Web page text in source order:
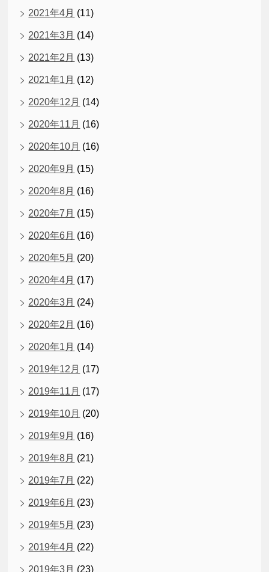
2021年4月 (11)
2021年3月 (14)
2021年2月 (13)
2021年1月 (12)
2020年12月 (14)
2020年11月 (16)
2020年10月 (16)
2020年9月 (15)
2020年8月 (16)
2020年7月 (15)
2020年6月 (16)
2020年5月 (20)
2020年4月 (17)
2020年3月 (24)
2020年2月 (16)
2020年1月 (14)
2019年12月 (17)
2019年11月 (17)
2019年10月 (20)
2019年9月 (16)
2019年8月 (21)
2019年7月 (22)
2019年6月 (23)
2019年5月 (23)
2019年4月 (22)
2019年3月 (23)